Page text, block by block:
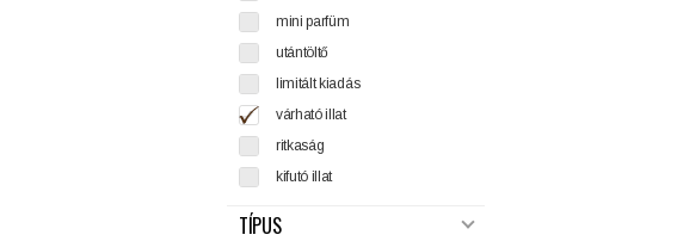
mini parfüm
utántöltő
limitált kiadás
várható illat
ritkaság
kifutó illat
TÍPUS